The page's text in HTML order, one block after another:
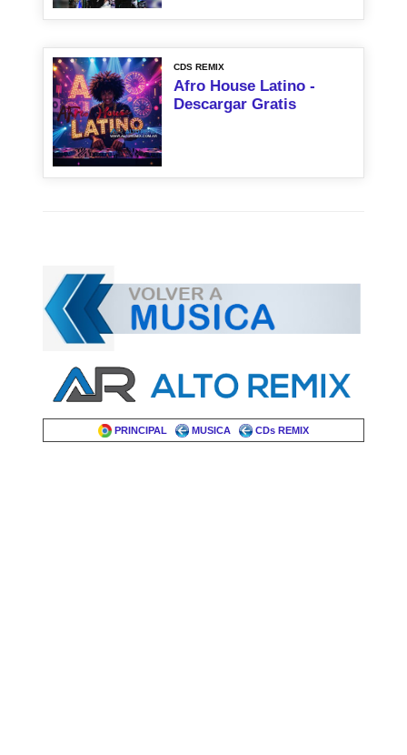
CDS REMIX
Afro House Latino -
Descargar Gratis
PRINCIPAL MUSICA CDs REMIX